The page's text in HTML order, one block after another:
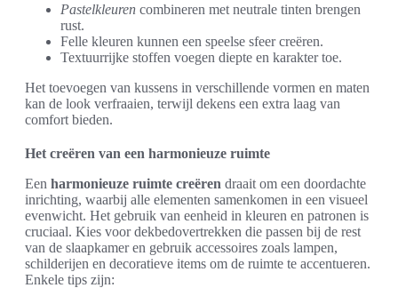
Pastelkleuren combineren met neutrale tinten brengen
rust.
Felle kleuren kunnen een speelse sfeer creëren.
Textuurrijke stoffen voegen diepte en karakter toe.
Het toevoegen van kussens in verschillende vormen en maten
kan de look verfraaien, terwijl dekens een extra laag van
comfort bieden.
Het creëren van een harmonieuze ruimte
Een harmonieuze ruimte creëren draait om een doordachte
inrichting, waarbij alle elementen samenkomen in een visueel
evenwicht. Het gebruik van eenheid in kleuren en patronen is
cruciaal. Kies voor dekbedovertrekken die passen bij de rest
van de slaapkamer en gebruik accessoires zoals lampen,
schilderijen en decoratieve items om de ruimte te accentueren.
Enkele tips zijn: